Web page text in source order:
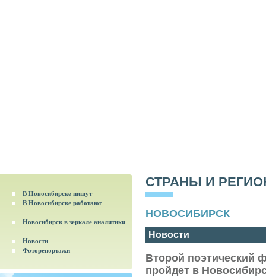
В Новосибирске пишут
В Новосибирске работают
Новосибирск в зеркале аналитики
Новости
Фоторепортажи
СТРАНЫ И
НОВОСИБИРСК
Новости
Второй поэтический
пройдет в